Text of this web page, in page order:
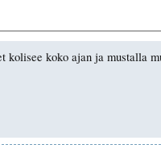
koko ajan ja mustalla